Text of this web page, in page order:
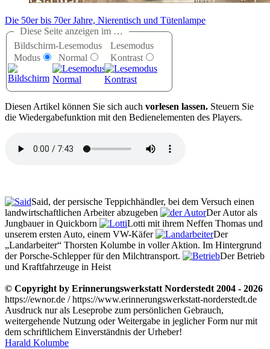
Die 50er bis 70er Jahre, Nierentisch und Tütenlampe
Diese Seite anzeigen im …
Bildschirm-
Modus
Lesemodus
Normal
Lesemodus
Kontrast
Diesen Artikel können Sie sich auch vorlesen lassen. Steuern Sie
die Wiedergabefunktion mit den Bedienelementen des Players.
Said, der persische Teppichhändler, bei dem Versuch einen
landwirtschaftlichen Arbeiter abzugeben
Der Autor als
Jungbauer in Quickborn
Lotti mit ihrem Neffen Thomas und
unserem ersten Auto, einem VW-Käfer
Der
„Landarbeiter“ Thorsten Kolumbe in voller Aktion. Im Hintergrund
der Porsche-Schlepper für den Milchtransport.
Der Betrieb
und Kraftfahrzeuge in Heist
© Copyright by Erinnerungswerkstatt Norderstedt 2004 - 2026
https://ewnor.de / https://www.erinnerungswerkstatt-norderstedt.de
Ausdruck nur als Leseprobe zum persönlichen Gebrauch,
weitergehende Nutzung oder Weitergabe in jeglicher Form nur mit
dem schriftlichem Einverständnis der Urheber!
Harald Kolumbe